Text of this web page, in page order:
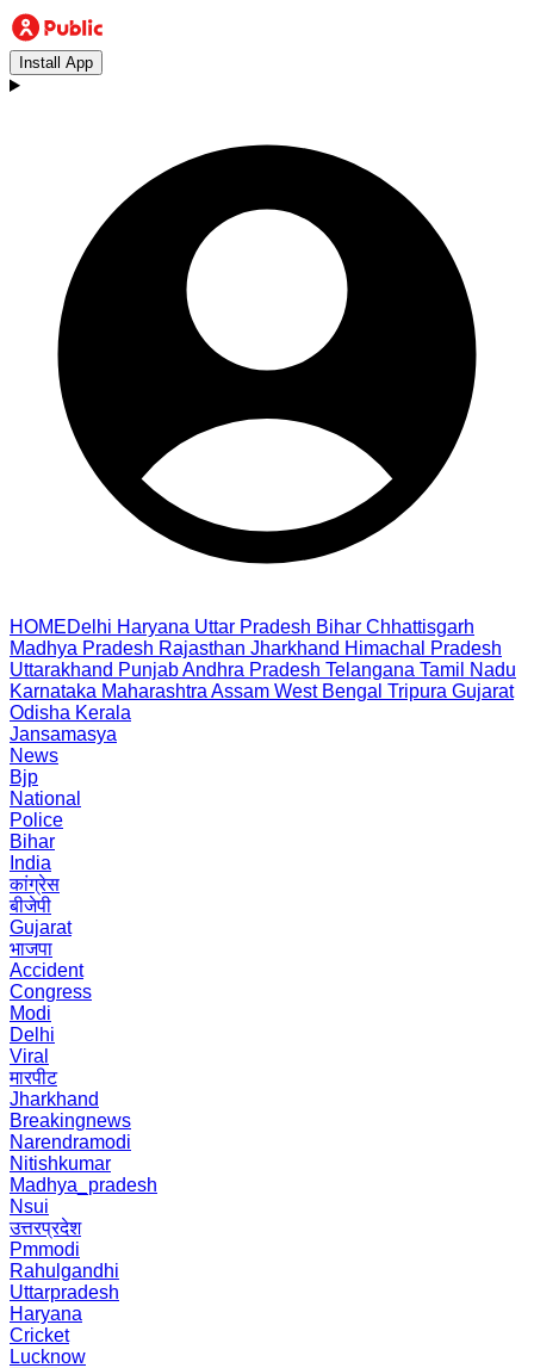
Install App
HOMEDelhi Haryana Uttar Pradesh Bihar Chhattisgarh
Madhya Pradesh Rajasthan Jharkhand Himachal Pradesh
Uttarakhand PunjabAndhra Pradesh Telangana Tamil Nadu
Karnataka Maharashtra Assam West Bengal Tripura Gujarat
Odisha Kerala
Jansamasya
News
Bjp
National
Police
Bihar
India
कांग्रेस
बीजेपी
Gujarat
भाजपा
Accident
Congress
Modi
Delhi
Viral
मारपीट
Jharkhand
Breakingnews
Narendramodi
Nitishkumar
Madhya_pradesh
Nsui
उत्तरप्रदेश
Pmmodi
Rahulgandhi
Uttarpradesh
Haryana
Cricket
Lucknow